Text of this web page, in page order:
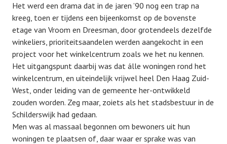
Het werd een drama dat in de jaren ’90 nog een trap na
kreeg, toen er tijdens een bijeenkomst op de bovenste
etage van Vroom en Dreesman, door grotendeels dezelfde
winkeliers, prioriteitsaandelen werden aangekocht in een
project voor het winkelcentrum zoals we het nu kennen.
Het uitgangspunt daarbij was dat álle woningen rond het
winkelcentrum, en uiteindelijk vrijwel heel Den Haag Zuid-
West, onder leiding van de gemeente her-ontwikkeld
zouden worden. Zeg maar, zoiets als het stadsbestuur in de
Schilderswijk had gedaan.
Men was al massaal begonnen om bewoners uit hun
woningen te plaatsen of, daar waar er sprake was van